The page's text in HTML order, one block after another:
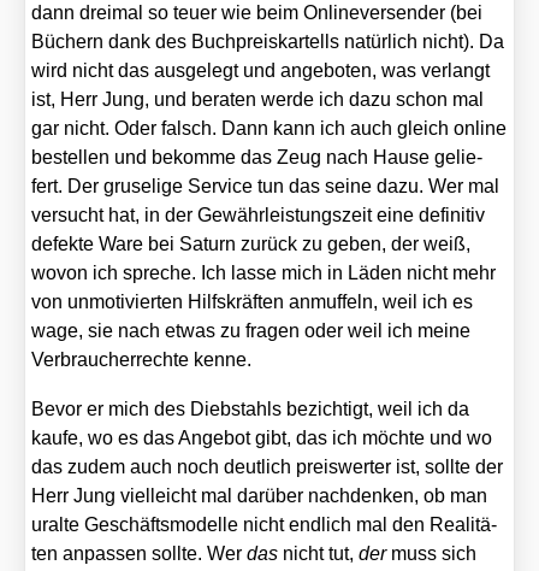
dann drei­mal so teu­er wie beim Onlin­ever­sen­der (bei
Büchern dank des Buch­preis­kar­tells natür­lich nicht). Da
wird nicht das aus­ge­legt und ange­bo­ten, was ver­langt
ist, Herr Jung, und bera­ten wer­de ich dazu schon mal
gar nicht. Oder falsch. Dann kann ich auch gleich online
bestel­len und bekom­me das Zeug nach Hau­se gelie­
fert. Der gru­se­li­ge Ser­vice tun das sei­ne dazu. Wer mal
ver­sucht hat, in der Gewähr­leis­tungs­zeit eine defi­ni­tiv
defek­te Ware bei Saturn zurück zu geben, der weiß,
wovon ich spre­che. Ich las­se mich in Läden nicht mehr
von unmo­ti­vier­ten Hilfs­kräf­ten anmuf­feln, weil ich es
wage, sie nach etwas zu fra­gen oder weil ich mei­ne
Ver­brau­cher­rech­te ken­ne.
Bevor er mich des Dieb­stahls bezich­tigt, weil ich da
kau­fe, wo es das Ange­bot gibt, das ich möch­te und wo
das zudem auch noch deut­lich preis­wer­ter ist, soll­te der
Herr Jung viel­leicht mal dar­über nach­den­ken, ob man
uralte Geschäfts­mo­del­le nicht end­lich mal den Rea­li­tä­
ten anpas­sen soll­te. Werdas nicht tut,dermuss sich